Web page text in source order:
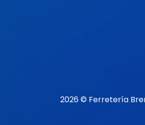
2026 © Ferretería